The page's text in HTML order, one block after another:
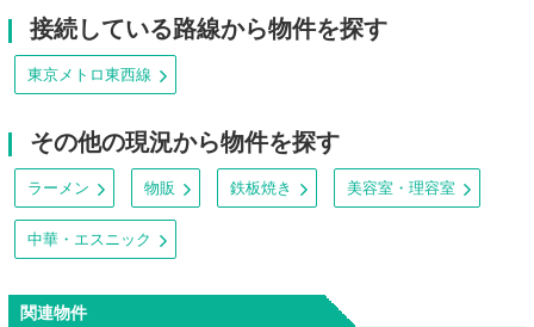
接続している路線から物件を探す
東京メトロ東西線
その他の現況から物件を探す
ラーメン 物販 鉄板焼き 美容室・理容室
中華・エスニック
関連物件